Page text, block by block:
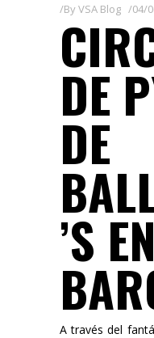
ByVSA Blog 04/
DE
DE
’S EN
A través del